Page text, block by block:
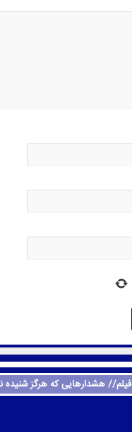
فیلم// هشدارهایی که هرگز شنیده